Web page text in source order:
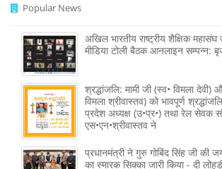
Popular News
अखिल भारतीय राष्ट्रीय शैक्षिक महासंघ
मीडिया टोली बैठक आनलाइन सम्पन्न:
श्रद्धांजलि: मामी जी (स्व• विमला देवी)
विमला श्रीवास्तव) को भावपूर्ण
प्रदेश अध्यक्ष (उ•प्र•) तथा रेल सेवक
एस•एन•श्रीवास्तव ने
प्रधानमंत्री ने गुरु गोबिंद सिंह जी की
का स्मारक सिक्का जारी किया - दी